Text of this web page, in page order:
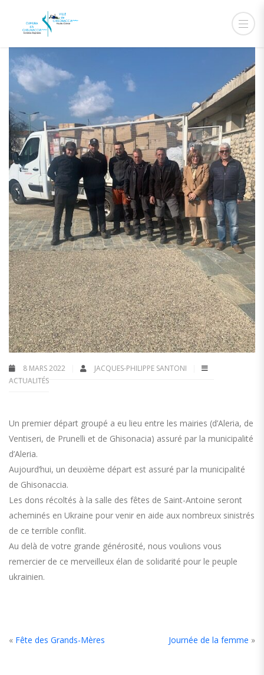
8 MARS 2022
JACQUES-PHILIPPE SANTONI
ACTUALITÉS
Un premier départ groupé a eu lieu entre les mairies (d’Aleria, de
Ventiseri, de Prunelli et de Ghisonacia) assuré par la municipalité
d’Aleria.
Aujourd’hui, un deuxième départ est assuré par la municipalité
de Ghisonaccia.
Les dons récoltés à la salle des fêtes de Saint-Antoine seront
acheminés en Ukraine pour venir en aide aux nombreux sinistrés
de ce terrible conflit.
Au delà de votre grande générosité, nous voulions vous
remercier de ce merveilleux élan de solidarité pour le peuple
ukrainien.
« Fête des Grands-Mères Journée de la femme »